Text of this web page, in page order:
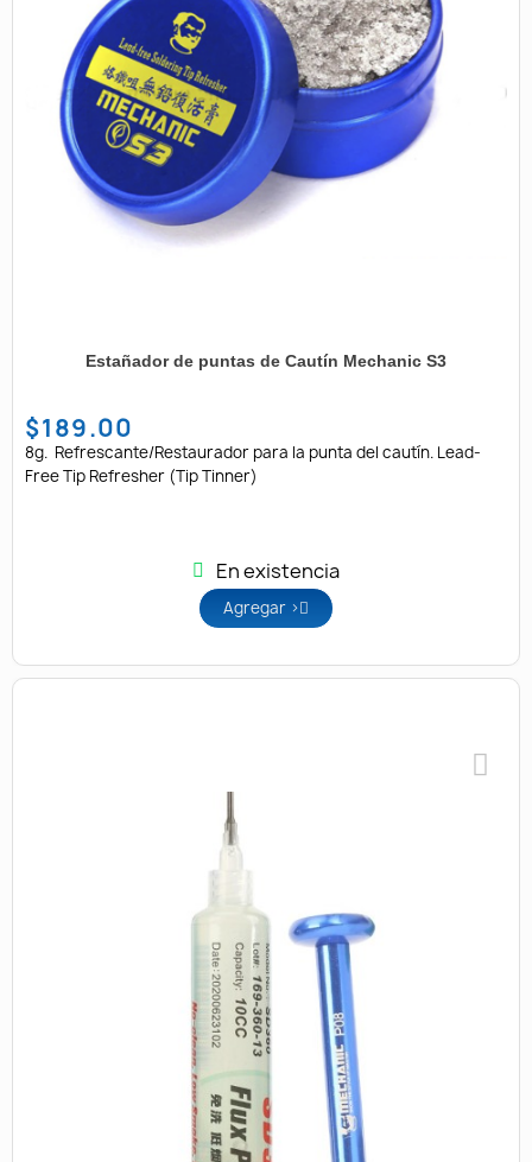
Agregar >
Estañador de puntas de Cautín Mechanic S3
$189.00
8g. Refrescante/Restaurador para la punta del cautín. Lead-
Free Tip Refresher (Tip Tinner)
En existencia